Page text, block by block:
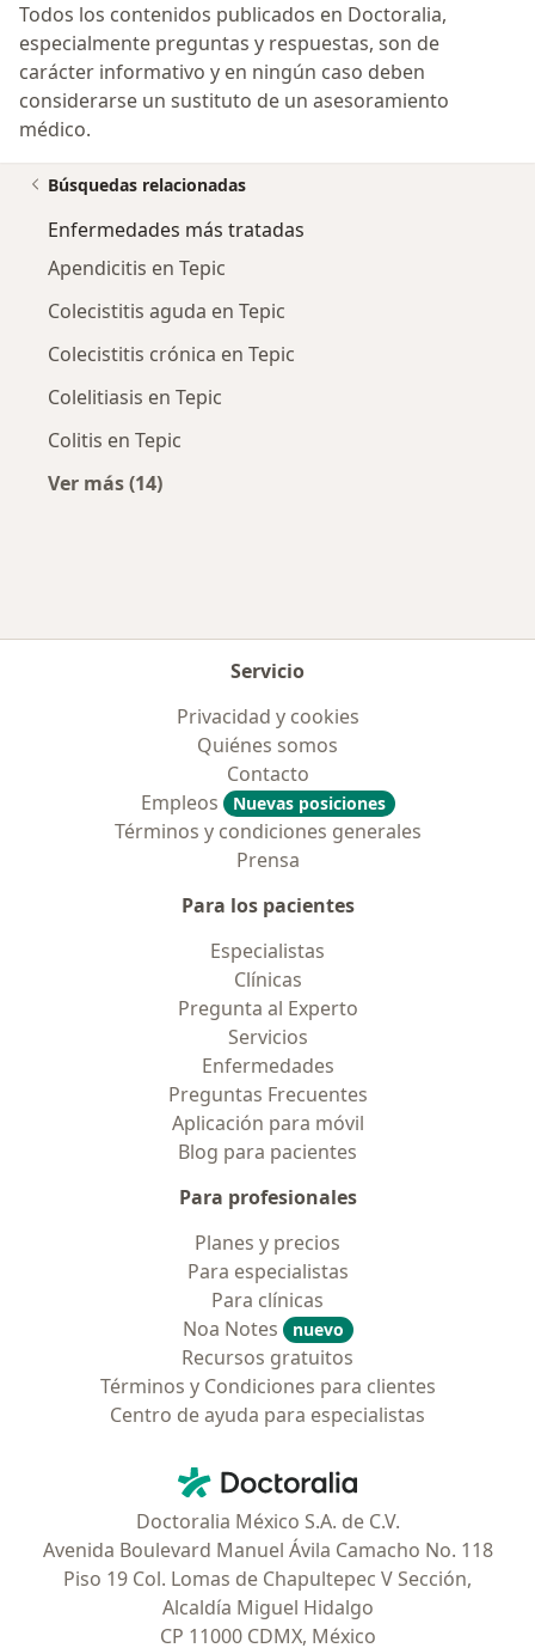
Todos los contenidos publicados en Doctoralia,
especialmente preguntas y respuestas, son de
carácter informativo y en ningún caso deben
considerarse un sustituto de un asesoramiento
médico.
Búsquedas relacionadas
Enfermedades más tratadas
Apendicitis en Tepic
Colecistitis aguda en Tepic
Colecistitis crónica en Tepic
Colelitiasis en Tepic
Colitis en Tepic
Ver más (14)
Servicio
Privacidad y cookies
Quiénes somos
Contacto
Empleos
Nuevas posiciones
Términos y condiciones generales
Prensa
Para los pacientes
Especialistas
Clínicas
Pregunta al Experto
Servicios
Enfermedades
Preguntas Frecuentes
Aplicación para móvil
Blog para pacientes
Para profesionales
Planes y precios
Para especialistas
Para clínicas
Noa Notes
nuevo
Recursos gratuitos
Términos y Condiciones para clientes
Centro de ayuda para especialistas
Doctoralia - Página de inicio
Doctoralia México S.A. de C.V.
Avenida Boulevard Manuel Ávila Camacho No. 118
Piso 19 Col. Lomas de Chapultepec V Sección,
Alcaldía Miguel Hidalgo
CP 11000 CDMX, México